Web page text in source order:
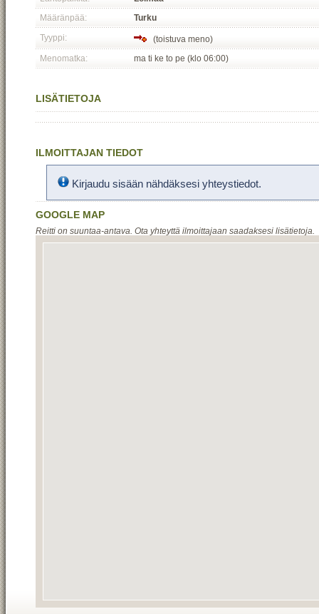
Määränpää:
Turku
Tyyppi:
(toistuva meno)
Menomatka:
ma ti ke to pe (klo 06:00)
LISÄTIETOJA
ILMOITTAJAN TIEDOT
Kirjaudu sisään nähdäksesi yhteystiedot.
GOOGLE MAP
Reitti on suuntaa-antava. Ota yhteyttä ilmoittajaan saadaksesi lisätietoja.